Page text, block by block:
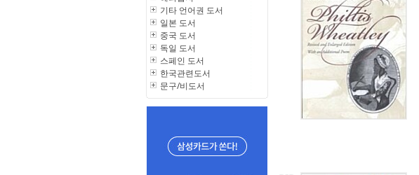
기타 언어권 도서
일본 도서
중국 도서
독일 도서
스페인 도서
한국관련도서
문구/비도서